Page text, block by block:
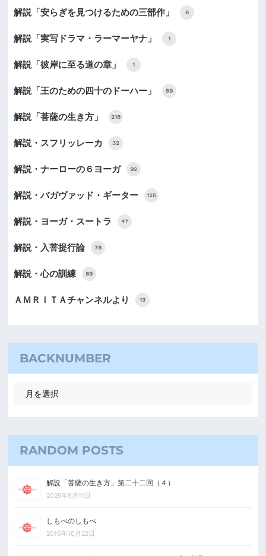
解説「安らぎを見つけるための三部作」 6
解説「実写ドラマ・ラーマーヤナ」 1
解説「彼岸に至る道の章」 1
解説「王のための四十のドーハー」 59
解説「菩薩の生き方」 218
解説・スフリッレーカ 32
解説・ナーローの６ヨーガ 92
解説・バガヴァッド・ギーター 125
解説・ヨーガ・スートラ 47
解説・入菩提行論 78
解説・心の訓練 89
ＡＭＲＩＴＡチャンネルより 13
BACKNUMBER
RANDOM POSTS
解説「菩薩の生き方」第二十二回（４）
2025年9月11日
しもべのしもべ
2016年10月22日